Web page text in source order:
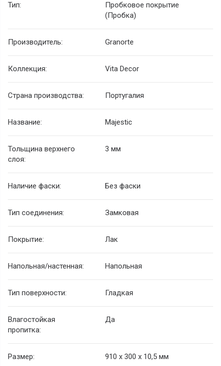
Тип:
Пробковое покрытие
(Пробка)
Производитель: Granorte
Коллекция: Vita Decor
Страна производства: Португалия
Название: Majestic
Тольщина верхнего
слоя:
3 мм
Наличие фаски: Без фаски
Тип соединения: Замковая
Покрытие: Лак
Напольная/настенная: Напольная
Тип поверхности: Гладкая
Влагостойкая
пропитка:
Да
Размер: 910 х 300 х 10,5 мм